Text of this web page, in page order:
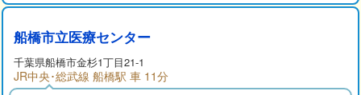
船橋市立医療センター
千葉県船橋市金杉1丁目21-1
JR中央･総武線 船橋駅 車 11分